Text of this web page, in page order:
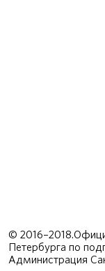
©
Петербурга по
Администрация